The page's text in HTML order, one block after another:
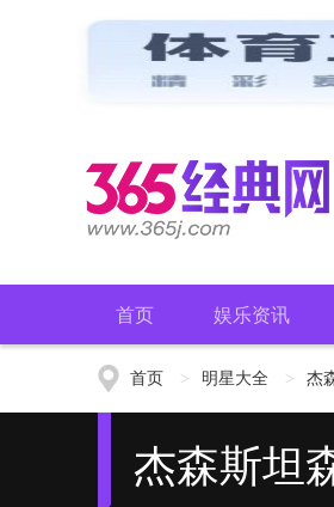
首页 娱乐资讯
首页 > 明星大全 > 杰
杰森斯坦